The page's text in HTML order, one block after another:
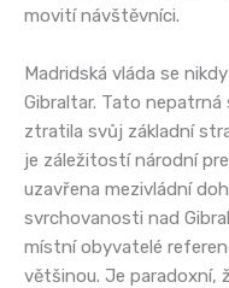
movití návštěvníci.
Madridská vláda se
Gibraltar. Tato nepatrná
ztratila svůj základní
je záležitostí národní
uzavřena mezivládní
svrchovanosti nad
místní obyvatelé
většinou. Je paradoxní,